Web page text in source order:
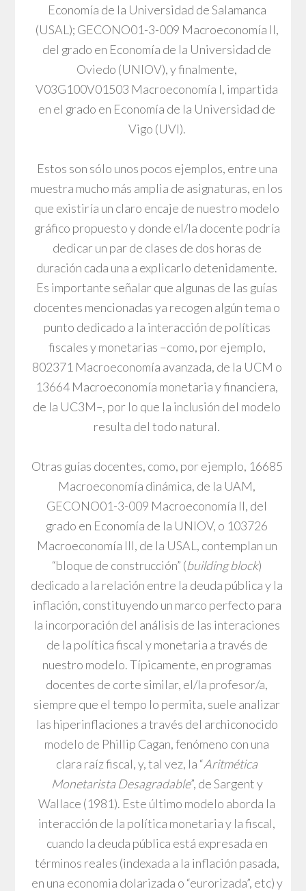
Economía de la Universidad de Salamanca
(USAL); GECONO01-3-009 Macroeconomía II,
del grado en Economía de la Universidad de
Oviedo (UNIOV), y finalmente,
V03G100V01503 Macroeconomía I, impartida
en el grado en Economía de la Universidad de
Vigo (UVI).
Estos son sólo unos pocos ejemplos, entre una
muestra mucho más amplia de asignaturas, en los
que existiría un claro encaje de nuestro modelo
gráfico propuesto y donde el/la docente podría
dedicar un par de clases de dos horas de
duración cada una a explicarlo detenidamente.
Es importante señalar que algunas de las guías
docentes mencionadas ya recogen algún tema o
punto dedicado a la interacción de políticas
fiscales y monetarias –como, por ejemplo,
802371 Macroeconomía avanzada, de la UCM o
13664 Macroeconomía monetaria y financiera,
de la UC3M–, por lo que la inclusión del modelo
resulta del todo natural.
Otras guías docentes, como, por ejemplo, 16685
Macroeconomía dinámica, de la UAM,
GECONO01-3-009 Macroeconomía II, del
grado en Economía de la UNIOV, o 103726
Macroeconomía III, de la USAL, contemplan un
“bloque de construcción” (building block)
dedicado a la relación entre la deuda pública y la
inflación, constituyendo un marco perfecto para
la incorporación del análisis de las interaciones
de la política fiscal y monetaria a través de
nuestro modelo. Típicamente, en programas
docentes de corte similar, el/la profesor/a,
siempre que el tempo lo permita, suele analizar
las hiperinflaciones a través del archiconocido
modelo de Phillip Cagan, fenómeno con una
clara raíz fiscal, y, tal vez, la “Aritmética
Monetarista Desagradable”, de Sargent y
Wallace (1981). Este último modelo aborda la
interacción de la política monetaria y la fiscal,
cuando la deuda pública está expresada en
términos reales (indexada a la inflación pasada,
en una economia dolarizada o “eurorizada”, etc) y